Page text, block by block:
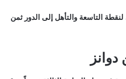
التاسعة والتأهل إلى الدور ثمن